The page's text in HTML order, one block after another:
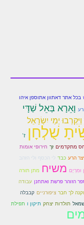
בכל אתר דאתוון אתוספן איהו
וָאֵרָא בְּאֵל שַׁדָּי
וַיִּקְרְבוּ יְמֵי יִשְׂרָאֵל
שֻׁלְחָן ז'
מתקדמים זך חירופי אומות
הרע כבד לי הכסף ולי הזהב
וּמִרְיָם משיח מתן תורה
הזוהר פרשת ואתחנן עבודה
לך חבר ציפורניים קבבלה
תולדות יצחק תיקון ו תפילת